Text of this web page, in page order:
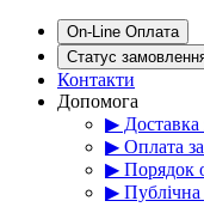
On-Line Оплата
Статус
Контакти
Допомога
▶ Доставка
▶ Оплата
▶ Порядок
▶ Публічна